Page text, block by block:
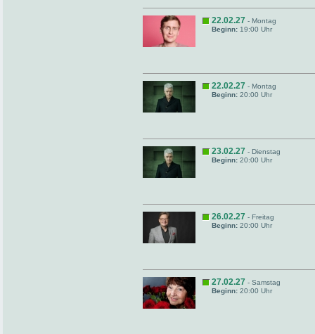
22.02.27 - Montag
Beginn: 19:00 Uhr
22.02.27 - Montag
Beginn: 20:00 Uhr
23.02.27 - Dienstag
Beginn: 20:00 Uhr
26.02.27 - Freitag
Beginn: 20:00 Uhr
27.02.27 - Samstag
Beginn: 20:00 Uhr